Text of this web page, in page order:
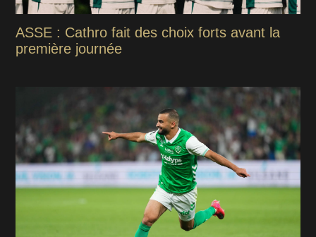
ASSE : Cathro fait des choix forts avant la
première journée